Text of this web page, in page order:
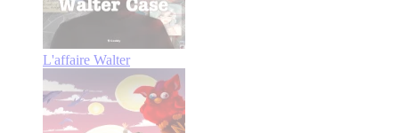
L'affaire Walter